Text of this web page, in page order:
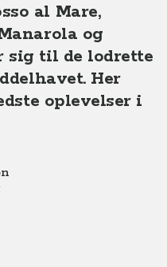
al Mare,
og
sig til de lodrette
Her
oplevelser i